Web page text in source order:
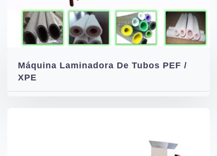
Máquina Laminadora De Tubos PEF /
XPE